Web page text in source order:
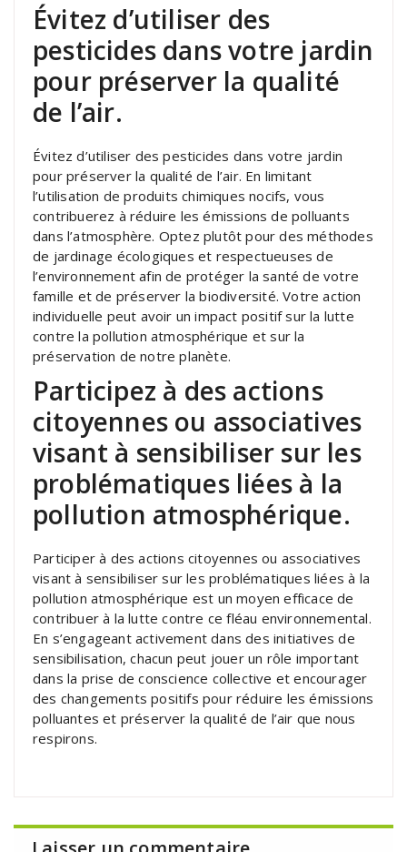
Évitez d’utiliser des
pesticides dans votre jardin
pour préserver la qualité
de l’air.
Évitez d’utiliser des pesticides dans votre jardin
pour préserver la qualité de l’air. En limitant
l’utilisation de produits chimiques nocifs, vous
contribuerez à réduire les émissions de polluants
dans l’atmosphère. Optez plutôt pour des méthodes
de jardinage écologiques et respectueuses de
l’environnement afin de protéger la santé de votre
famille et de préserver la biodiversité. Votre action
individuelle peut avoir un impact positif sur la lutte
contre la pollution atmosphérique et sur la
préservation de notre planète.
Participez à des actions
citoyennes ou associatives
visant à sensibiliser sur les
problématiques liées à la
pollution atmosphérique.
Participer à des actions citoyennes ou associatives
visant à sensibiliser sur les problématiques liées à la
pollution atmosphérique est un moyen efficace de
contribuer à la lutte contre ce fléau environnemental.
En s’engageant activement dans des initiatives de
sensibilisation, chacun peut jouer un rôle important
dans la prise de conscience collective et encourager
des changements positifs pour réduire les émissions
polluantes et préserver la qualité de l’air que nous
respirons.